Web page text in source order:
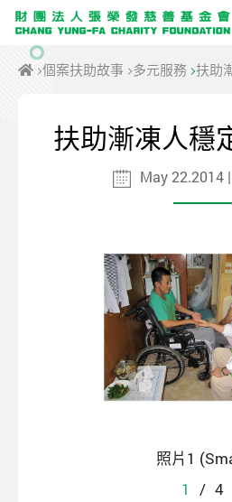
個案扶助故事 多元服務 扶助
扶助漸凍人穩
May 22.2014
照片1
1
/ 4